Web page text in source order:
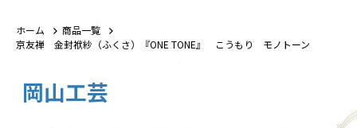
ホーム
商品一覧
京友禅 金封袱紗（ふくさ）『ONE TONE』 こうもり モノトーン
岡山工芸